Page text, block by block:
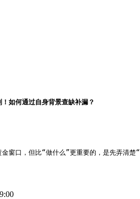
！如何通过自身背景查缺补漏？
金窗口，但比“做什么”更重要的，是先弄